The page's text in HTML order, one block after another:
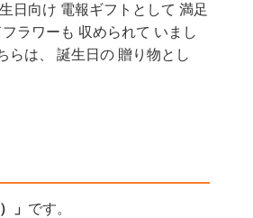
日向け 電報ギフトとして 満足
ラワーも 収められて いまし
らは、 誕生日の 贈り物とし
」 です。